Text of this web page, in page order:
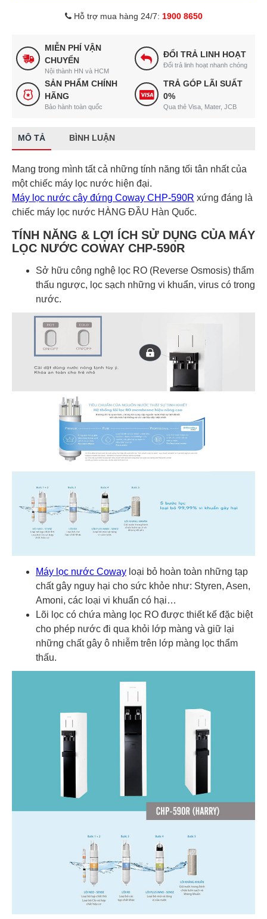
Hỗ trợ mua hàng 24/7: 1900 8650
MIỄN PHÍ VẬN
CHUYỂN
Nội thành HN và HCM
ĐỔI TRẢ LINH HOẠT
Đổi trả linh hoạt nhanh chóng
SẢN PHẨM CHÍNH
HÃNG
Bảo hành toàn quốc
TRẢ GÓP LÃI SUẤT
0%
Qua thẻ Visa, Mater, JCB
MÔ TẢ BÌNH LUẬN
Mang trong mình tất cả những tính năng tối tân nhất của
một chiếc máy lọc nước hiện đại.
Máy lọc nước cây đứng Coway CHP-590R xứng đáng là
chiếc máy lọc nước HÀNG ĐẦU Hàn Quốc.
TÍNH NĂNG & LỢI ÍCH SỬ DỤNG CỦA MÁY
LỌC NƯỚC COWAY CHP-590R
Sở hữu công nghệ lọc RO (Reverse Osmosis) thẩm
thấu ngược, lọc sạch những vi khuẩn, virus có trong
nước.
Máy lọc nước Coway loại bỏ hoàn toàn những tạp
chất gây nguy hại cho sức khỏe như: Styren, Asen,
Amoni, các loại vi khuẩn có hại…
Lõi lọc có chứa màng lọc RO được thiết kế đặc biệt
cho phép nước đi qua khỏi lớp màng và giữ lại
những chất gây ô nhiễm trên lớp màng lọc thẩm
thấu.